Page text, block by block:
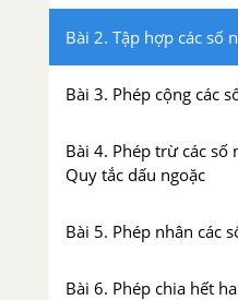
Bài 2. Tập hợp các số
Bài 3. Phép cộng các
Bài 4. Phép trừ các số
Quy tắc dấu ngoặc
Bài 5. Phép nhân các
Bài 6. Phép chia hết